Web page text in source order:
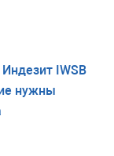
IWSB
нужны